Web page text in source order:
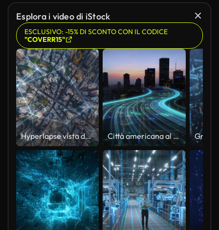
Esplora i video di iStock
ESCLUSIVO: -15% DI SCONTO CON IL CODICE
"COVERR15"
Hyperlapse vista dall'alto smart city rete wireless trasmissione dati trasmissione dati ad alta velocità e connessione del quartiere degli affari di Hong Kong Città americana al crepuscolo con scie luminose curve, animazione blu incandescente delle linee di connettività digitale. Carrello aereo in avanti verso grattacieli bui di notte.